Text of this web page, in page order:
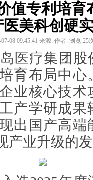
值专利培育
医美科创硬
08 09:45:41 来源: 作者: 浏览:25
医疗集团股
育布局中
业核心技术
产学研成果
出国产高端
产业升级的